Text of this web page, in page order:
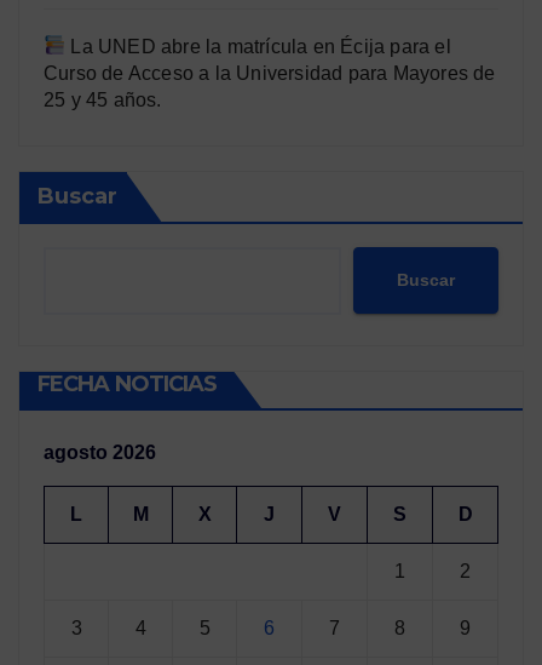
La UNED abre la matrícula en Écija para el
Curso de Acceso a la Universidad para Mayores de
25 y 45 años.
Buscar
Buscar
FECHA NOTICIAS
agosto 2026
L M X J V S D
1 2
3 4 5 6 7 8 9